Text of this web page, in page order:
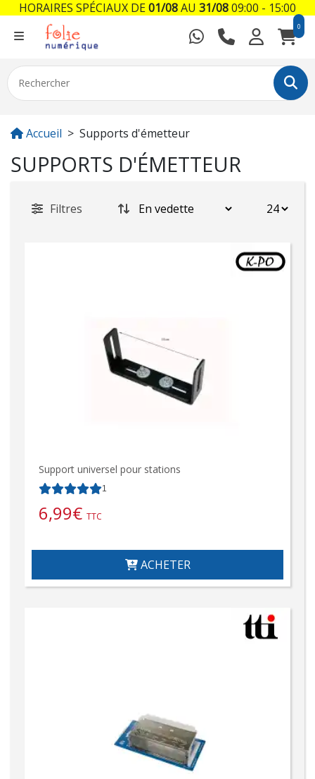
0
Accueil Supports d'émetteur
SUPPORTS D'ÉMETTEUR
Filtres
Support universel pour stations
1
6,99€ TTC
ACHETER
HORAIRES SPÉCIAUX DE01/08AU 31/0809:00 - 15:00